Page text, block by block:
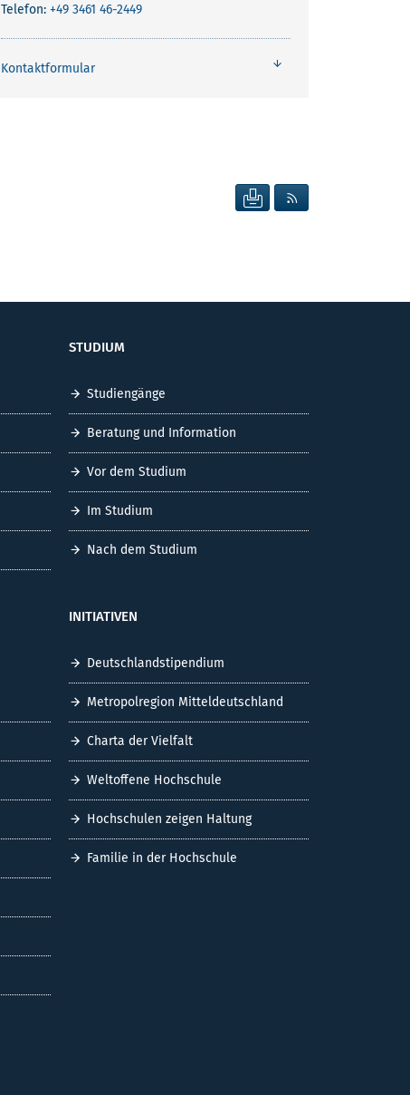
Telefon: +49 3461 46-2449
Kontaktformular
SEITE DRUCKEN
STUDIUM
Studiengänge
Beratung und Information
Vor dem Studium
Im Studium
Nach dem Studium
INITIATIVEN
Deutschlandstipendium
Metropolregion Mitteldeutschland
Charta der Vielfalt
Weltoffene Hochschule
Hochschulen zeigen Haltung
Familie in der Hochschule